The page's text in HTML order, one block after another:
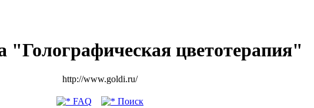
"Голографическая цветотерапия"
http://www.goldi.ru/
FAQ
Поиск